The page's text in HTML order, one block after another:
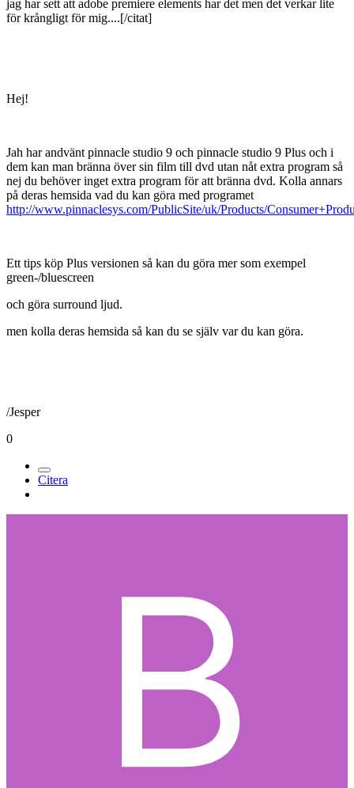
jag har sett att adobe premiere elements har det men det verkar lite
för krångligt för mig....[/citat]
Hej!
Jah har andvänt pinnacle studio 9 och pinnacle studio 9 Plus och i
dem kan man bränna över sin film till dvd utan nåt extra program så
nej du behöver inget extra program för att bränna dvd. Kolla annars
på deras hemsida vad du kan göra med programet
http://www.pinnaclesys.com/PublicSite/uk/Products/
Ett tips köp Plus versionen så kan du göra mer som exempel
green-/bluescreen
och göra surround ljud.
men kolla deras hemsida så kan du se själv var du kan göra.
/Jesper
0
Citera